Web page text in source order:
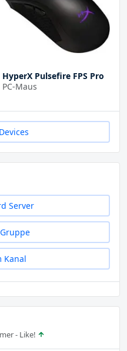
HyperX Pulsefire FPS Pro
PC-Maus
Server
Kanal
- Like!